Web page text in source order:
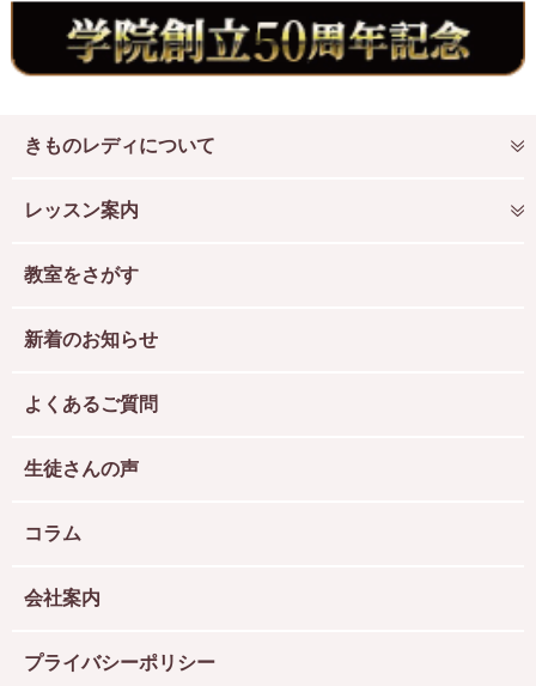
きものレディについて
レッスン案内
教室をさがす
新着のお知らせ
よくあるご質問
生徒さんの声
コラム
会社案内
プライバシーポリシー